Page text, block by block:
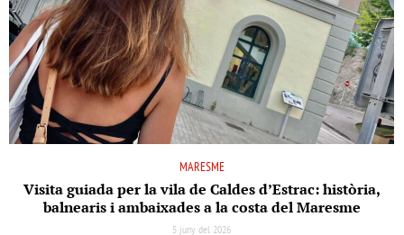
MARESME
Visita guiada per la vila de Caldes d’Estrac: història,
balnearis i ambaixades a la costa del Maresme
5 juny del 2026